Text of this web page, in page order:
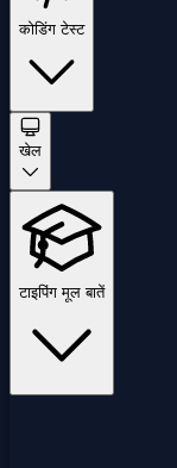
कोडिंग टेस्ट
खेल
टाइपिंग मूल बातें